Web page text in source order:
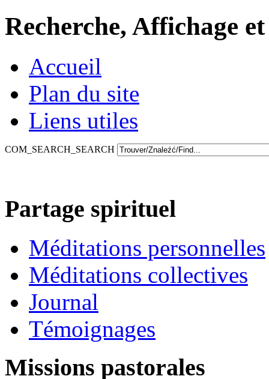
Recherche, Affichage
Accueil
Plan du site
Liens utiles
COM_SEARCH_SEARCH
Partage spirituel
Méditations personnelles
Méditations collectives
Journal
Témoignages
Missions pastorales